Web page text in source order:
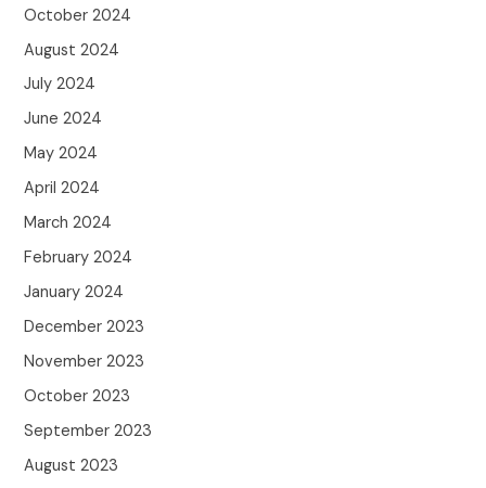
October 2024
August 2024
July 2024
June 2024
May 2024
April 2024
March 2024
February 2024
January 2024
December 2023
November 2023
October 2023
September 2023
August 2023